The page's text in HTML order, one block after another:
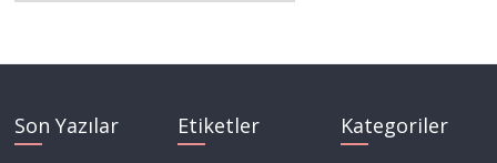
Son Yazılar Etiketler Kategoriler